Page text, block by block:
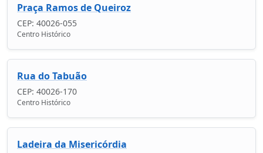
Praça Ramos de Queiroz
CEP: 40026-055
Centro Histórico
Rua do Tabuão
CEP: 40026-170
Centro Histórico
Ladeira da Misericórdia